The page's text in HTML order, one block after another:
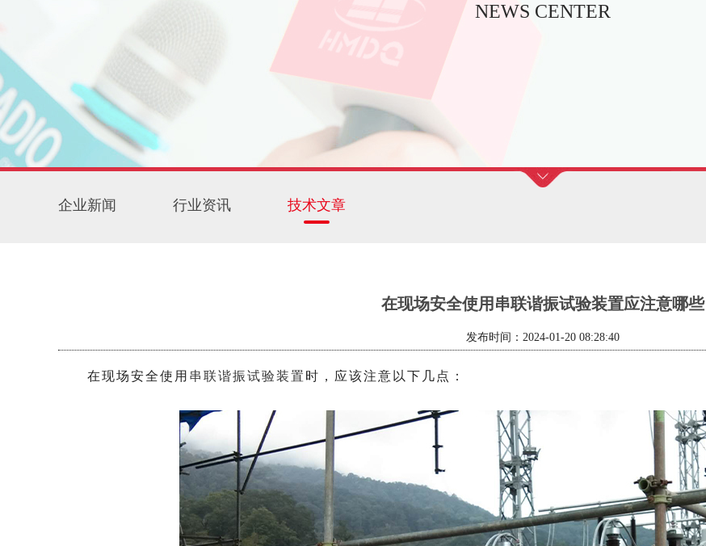
NEWS CENTER
企业新闻 行业资讯 技术文章
在现场安全使用串联谐振试验装置应注意哪些
发布时间：2024-01-20 08:28:40
在现场安全使用 串联谐振试验装置 时，应该注意以下几点：